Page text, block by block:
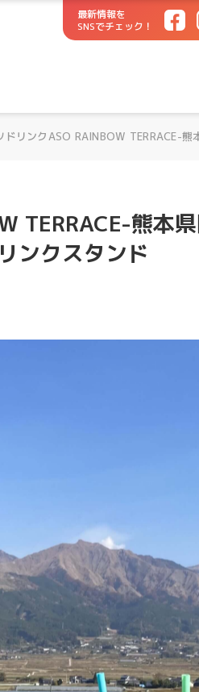
役立つお出かけサイト！
最新情報を
SNSでチェック！
ドリンクASO RAINBOW TERRACE-
TERRACE-熊本
ンクスタンド